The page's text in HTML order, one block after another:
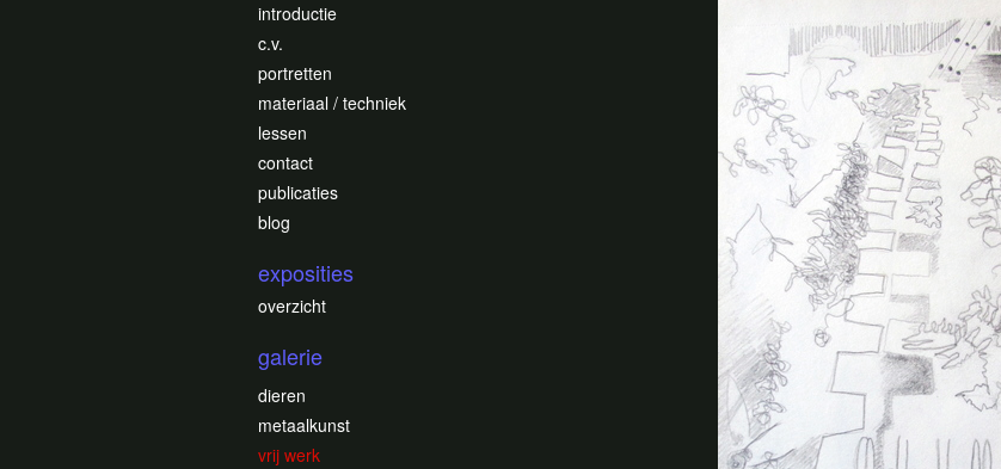
introductie
c.v.
portretten
materiaal / techniek
lessen
contact
publicaties
blog
exposities
overzicht
galerie
dieren
metaalkunst
vrij werk